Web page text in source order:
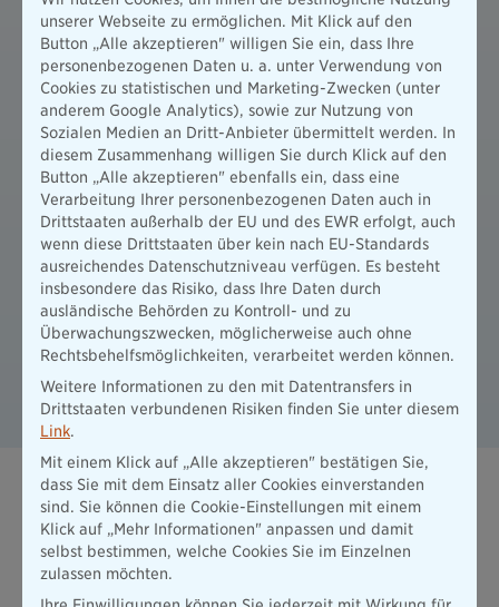
UNSERE SERVICES FÜR LÖWENFANS
unserer Webseite zu ermöglichen. Mit Klick auf den
Button „Alle akzeptieren" willigen Sie ein, dass Ihre
personenbezogenen Daten u. a. unter Verwendung von
Cookies zu statistischen und Marketing-Zwecken (unter
anderem Google Analytics), sowie zur Nutzung von
Sozialen Medien an Dritt-Anbieter übermittelt werden. In
diesem Zusammenhang willigen Sie durch Klick auf den
Button „Alle akzeptieren" ebenfalls ein, dass eine
Verarbeitung Ihrer personenbezogenen Daten auch in
Drittstaaten außerhalb der EU und des EWR erfolgt, auch
wenn diese Drittstaaten über kein nach EU-Standards
ausreichendes Datenschutzniveau verfügen. Es besteht
insbesondere das Risiko, dass Ihre Daten durch
ausländische Behörden zu Kontroll- und zu
Überwachungszwecken, möglicherweise auch ohne
Rechtsbehelfsmöglichkeiten, verarbeitet werden können.
Weitere Informationen zu den mit Datentransfers in
Drittstaaten verbundenen Risiken finden Sie unter diesem
Link.
Mit einem Klick auf „Alle akzeptieren" bestätigen Sie,
dass Sie mit dem Einsatz aller Cookies einverstanden
sind. Sie können die Cookie-Einstellungen mit einem
Klick auf „Mehr Informationen" anpassen und damit
selbst bestimmen, welche Cookies Sie im Einzelnen
zulassen möchten.